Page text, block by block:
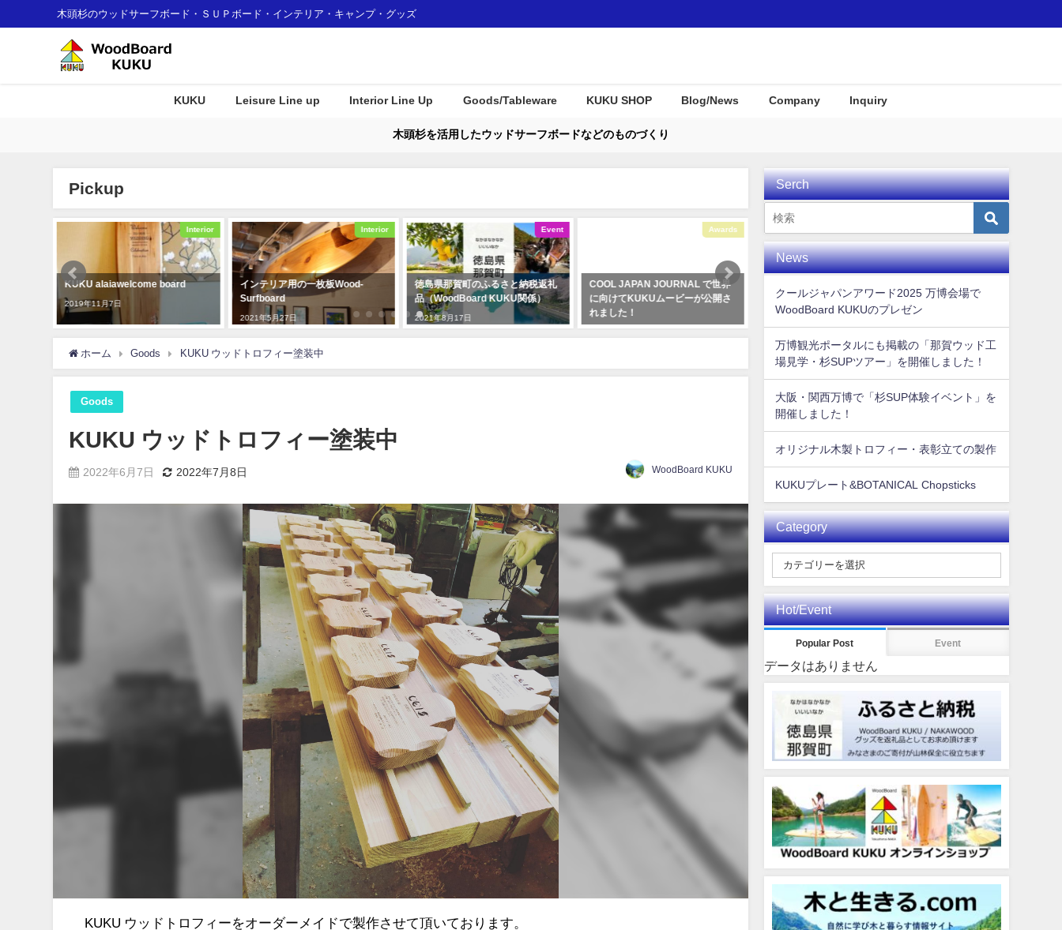
木頭杉のウッドサーフボード・ＳＵＰボード・インテリア・キャンプ・グッズ
KUKU Leisure Line up Interior Line Up Goods/Tableware KUKU SHOP Blog/News Company Inquiry
木頭杉を活用したウッドサーフボードなどのものづくり
Pickup
Interior
KUKU alaiawelcome board
2019年11月7日
Interior
インテリア用の一枚板Wood-
Surfboard
2021年5月27日
Event
徳島県那賀町のふるさと納税返礼
品（WoodBoard KUKU関係）
2021年8月17日
Awards
COOL JAPAN JOURNAL で世界
に向けてKUKUムービーが公開さ
れました！
むけインテリアグッズをご紹介！
Ｕがみなとモデル二酸化炭素
ホーム Goods KUKU ウッドトロフィー塗装中
Goods
KUKU ウッドトロフィー塗装中
2022年6月7日 2022年7月8日 WoodBoard KUKU
KUKU ウッドトロフィーをオーダーメイドで製作させて頂いております。
Serch
News
クールジャパンアワード2025 万博会場で
WoodBoard KUKUのプレゼン
万博観光ポータルにも掲載の「那賀ウッド工
場見学・杉SUPツアー」を開催しました！
大阪・関西万博で「杉SUP体験イベント」を
開催しました！
オリジナル木製トロフィー・表彰立ての製作
KUKUプレート&BOTANICAL Chopsticks
Category
Hot/Event
Popular Post Event
データはありません